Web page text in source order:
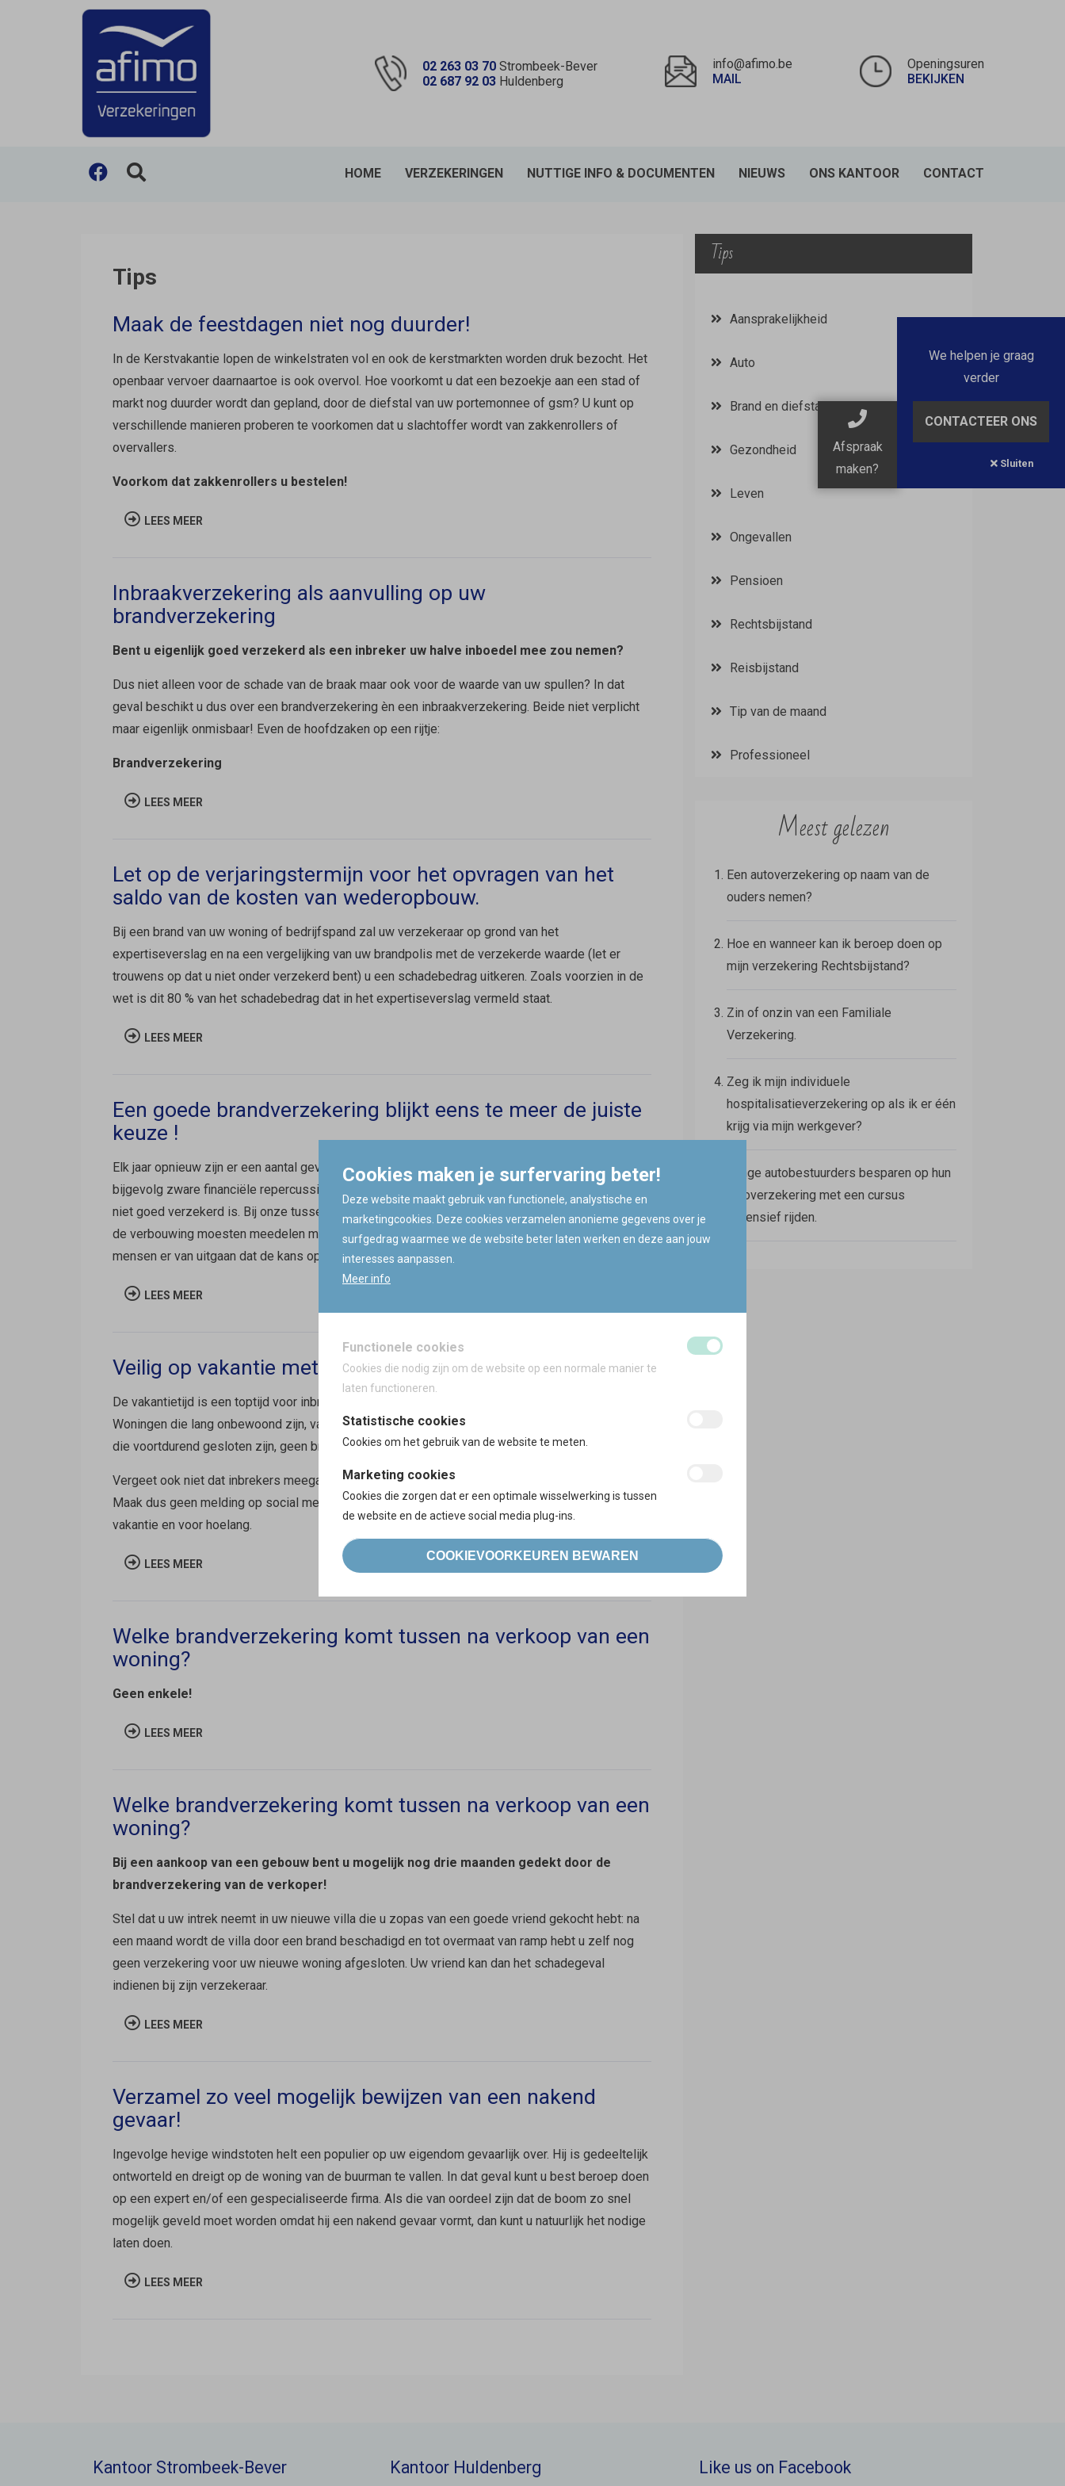
02 263 03 70 Strombeek-Bever
02 687 92 03 Huldenberg
info@afimo.be
MAIL
Openingsuren
BEKIJKEN
Hoofdnavigatie
HOME VERZEKERINGEN NUTTIGE INFO & DOCUMENTEN NIEUWS ONS KANTOOR CONTACT
Tips
Maak de feestdagen niet nog duurder!
In de Kerstvakantie lopen de winkelstraten vol en ook de kerstmarkten worden druk bezocht. Het
openbaar vervoer daarnaartoe is ook overvol. Hoe voorkomt u dat een bezoekje aan een stad of
markt nog duurder wordt dan gepland, door de diefstal van uw portemonnee of gsm? U kunt op
verschillende manieren proberen te voorkomen dat u slachtoffer wordt van zakkenrollers of
overvallers.
Voorkom dat zakkenrollers u bestelen!
LEES MEER
Inbraakverzekering als aanvulling op uw
brandverzekering
Bent u eigenlijk goed verzekerd als een inbreker uw halve inboedel mee zou nemen?
Dus niet alleen voor de schade van de braak maar ook voor de waarde van uw spullen? In dat
geval beschikt u dus over een brandverzekering èn een inbraakverzekering. Beide niet verplicht
maar eigenlijk onmisbaar! Even de hoofdzaken op een rijtje:
Brandverzekering
LEES MEER
Let op de verjaringstermijn voor het opvragen van het
saldo van de kosten van wederopbouw.
Bij een brand van uw woning of bedrijfspand zal uw verzekeraar op grond van het
expertiseverslag en na een vergelijking van uw brandpolis met de verzekerde waarde (let er
trouwens op dat u niet onder verzekerd bent) u een schadebedrag uitkeren. Zoals voorzien in de
wet is dit 80 % van het schadebedrag dat in het expertiseverslag vermeld staat.
LEES MEER
Een goede brandverzekering blijkt eens te meer de juiste
keuze !
Elk jaar opnieuw zijn er een aantal gevallen waarbij een pand zware schade oploopt met
bijgevolg zware financiële repercussies voor de eigenaar en waarbij blijkt dat deze laatste niet of
niet goed verzekerd is. Bij onze tussenkomsten horen we dan steeds dat ze wel wisten dat ze
de verbouwing moesten meedelen maar dat ze het steeds maar uitgesteld hebben. Of dat
mensen er van uitgaan dat de kans op schade klein is.
LEES MEER
Veilig op vakantie met deze tips.
De vakantietijd is een toptijd voor inbrekers.
Woningen die lang onbewoond zijn, vallen namelijk snel op: uitpuilende brievenbussen, gordijnen
die voortdurend gesloten zijn, geen brandend licht,…
Vergeet ook niet dat inbrekers meegaan met hun tijd en ook te vinden zijn op internet!
Maak dus geen melding op social media zoals Facebook en Twitter dat u vertrokken bent op
vakantie en voor hoelang.
LEES MEER
Welke brandverzekering komt tussen na verkoop van een
woning?
Geen enkele!
LEES MEER
Welke brandverzekering komt tussen na verkoop van een
woning?
Bij een aankoop van een gebouw bent u mogelijk nog drie maanden gedekt door de
brandverzekering van de verkoper!
Stel dat u uw intrek neemt in uw nieuwe villa die u zopas van een goede vriend gekocht hebt: na
een maand wordt de villa door een brand beschadigd en tot overmaat van ramp hebt u zelf nog
geen verzekering voor uw nieuwe woning afgesloten. Uw vriend kan dan het schadegeval
indienen bij zijn verzekeraar.
LEES MEER
Verzamel zo veel mogelijk bewijzen van een nakend
gevaar!
Ingevolge hevige windstoten helt een populier op uw eigendom gevaarlijk over. Hij is gedeeltelijk
ontworteld en dreigt op de woning van de buurman te vallen. In dat geval kunt u best beroep doen
op een expert en/of een gespecialiseerde firma. Als die van oordeel zijn dat de boom zo snel
mogelijk geveld moet worden omdat hij een nakend gevaar vormt, dan kunt u natuurlijk het nodige
laten doen.
LEES MEER
Tips
Aansprakelijkheid
Auto
Brand en diefstal
Gezondheid
Leven
Ongevallen
Pensioen
Rechtsbijstand
Reisbijstand
Tip van de maand
Professioneel
Meest gelezen
Een autoverzekering op naam van de
ouders nemen?
Hoe en wanneer kan ik beroep doen op
mijn verzekering Rechtsbijstand?
Zin of onzin van een Familiale
Verzekering.
Zeg ik mijn individuele
hospitalisatieverzekering op als ik er één
krijg via mijn werkgever?
Jonge autobestuurders besparen op hun
autoverzekering met een cursus
defensief rijden.
Kantoor Strombeek-Bever Kantoor Huldenberg Like us on Facebook
Afspraak
maken?
We helpen je graag
verder
CONTACTEER ONS
Sluiten
Cookies maken je surfervaring beter!
Deze website maakt gebruik van functionele, analystische en
marketingcookies. Deze cookies verzamelen anonieme gegevens over je
surfgedrag waarmee we de website beter laten werken en deze aan jouw
interesses aanpassen.
Meer info
Functionele cookies
Cookies die nodig zijn om de website op een normale manier te
laten functioneren.
Statistische cookies
Cookies om het gebruik van de website te meten.
Marketing cookies
Cookies die zorgen dat er een optimale wisselwerking is tussen
de website en de actieve social media plug-ins.
COOKIEVOORKEUREN BEWAREN